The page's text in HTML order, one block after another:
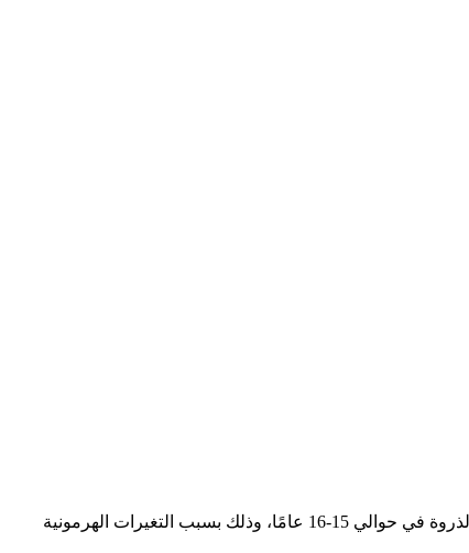
ما هو حب الشباب؟ إنه واحد من أكثر الأمراض الجلدية انتشارًا. يكون الشبان والفتيات في مرحلة المراهقة أكثر عرضة لهذا المرض، حيث يكون الذروة في حوالي 15-16 عامًا، وذلك بسبب التغيرات الهرمونية